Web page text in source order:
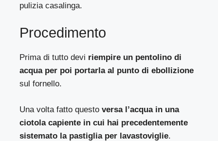
pulizia casalinga.
Procedimento
Prima di tutto devi riempire un pentolino di
acqua per poi portarla al punto di ebollizione
sul fornello.
Una volta fatto questoversa l’acqua in una
ciotola capiente in cui hai precedentemente
sistemato la pastiglia per lavastoviglie.